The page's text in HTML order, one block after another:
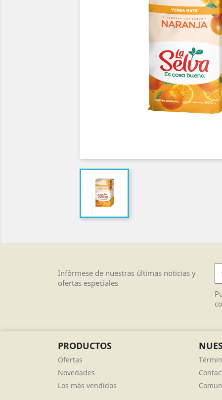
Infórmese de nuestras últimas noticias y
ofertas especiales
PRODUCTOS
Ofertas
Novedades
Los más vendidos